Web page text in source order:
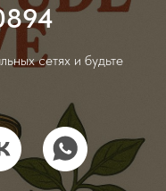
сетях и будьте